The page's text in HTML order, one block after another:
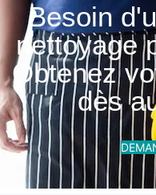
Besoin
nettoyage
Obtenez
dès